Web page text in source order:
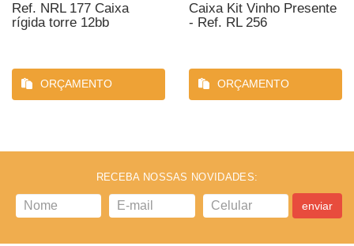
Ref. NRL 177 Caixa
rígida torre 12bb
ORÇAMENTO
Caixa Kit Vinho Presente
- Ref. RL 256
ORÇAMENTO
RECEBA NOSSAS NOVIDADES:
enviar